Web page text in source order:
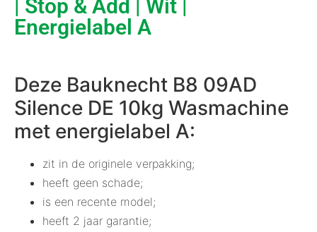
| Stop & Add | Wit |
Energielabel A
Deze Bauknecht B8 09AD
Silence DE 10kg Wasmachine
met energielabel A:
zit in de originele verpakking;
heeft geen schade;
is een recente model;
heeft 2 jaar garantie;